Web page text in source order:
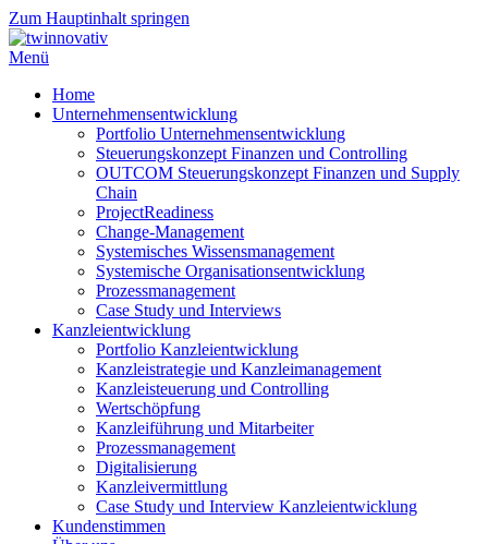
Zum Hauptinhalt springen
Menü
Home
Unternehmensentwicklung
Portfolio Unternehmensentwicklung
Steuerungskonzept Finanzen und Controlling
OUTCOM Steuerungskonzept Finanzen und Supply
Chain
ProjectReadiness
Change-Management
Systemisches Wissensmanagement
Systemische Organisationsentwicklung
Prozessmanagement
Case Study und Interviews
Kanzleientwicklung
Portfolio Kanzleientwicklung
Kanzleistrategie und Kanzleimanagement
Kanzleisteuerung und Controlling
Wertschöpfung
Kanzleiführung und Mitarbeiter
Prozessmanagement
Digitalisierung
Kanzleivermittlung
Case Study und Interview Kanzleientwicklung
Kundenstimmen